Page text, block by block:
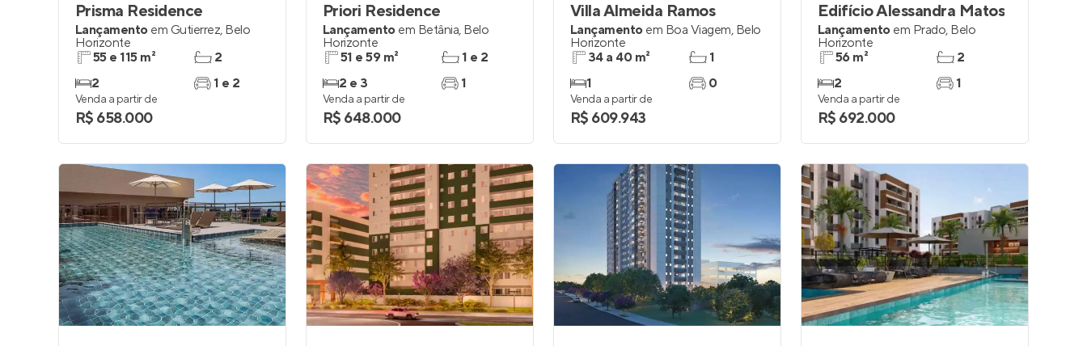
Prisma Residence
Lançamento em Gutierrez, Belo
Horizonte
55 e 115 m²
2
2
1 e 2
Venda a partir de
R$ 658.000
Priori Residence
Lançamento em Betânia, Belo
Horizonte
51 e 59 m²
2 e 3
1 e 2
1
Venda a partir de
R$ 648.000
Villa Almeida Ramos
Lançamento em Boa Viagem, Belo
Horizonte
34 a 40 m²
1
1
0
Venda a partir de
R$ 609.943
Edifício Alessandra Matos
Lançamento em Prado, Belo
Horizonte
56 m²
2
2
1
Venda a partir de
R$ 692.000